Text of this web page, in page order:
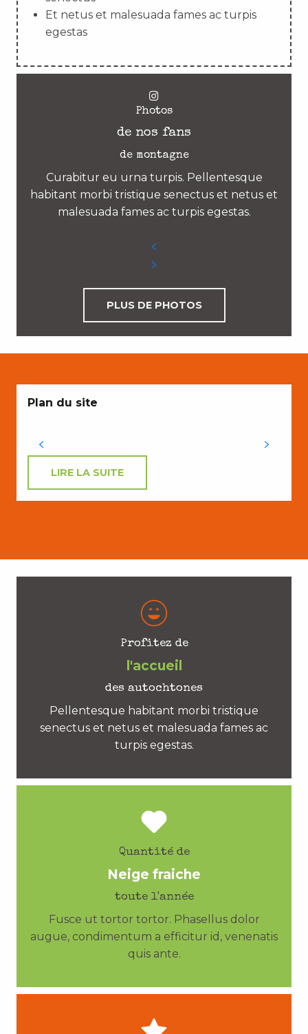
Et netus et malesuada fames ac turpis
egestas
Photos
de nos fans
de montagne
Curabitur eu urna turpis. Pellentesque
habitant morbi tristique senectus et netus et
malesuada fames ac turpis egestas.
PLUS DE PHOTOS
Plan du site
LIRE LA SUITE
Profitez de
l'accueil
des autochtones
Pellentesque habitant morbi tristique
senectus et netus et malesuada fames ac
turpis egestas.
Quantité de
Neige fraiche
toute l'année
Fusce ut tortor tortor. Phasellus dolor
augue, condimentum a efficitur id, venenatis
quis ante.